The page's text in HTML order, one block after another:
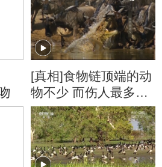
[真相]食物链顶端的动
物不少 而伤人最多的
却是它